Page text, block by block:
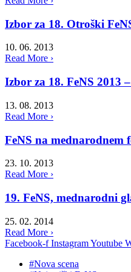
Izbor za 18. Otroški
10. 06. 2013
Read More ›
Izbor za 18. FeNS 2013
13. 08. 2013
Read More ›
FeNS na mednarodnem
23. 10. 2013
Read More ›
19. FeNS, mednarodni
25. 02. 2014
Read More ›
Facebook-f InstagramYoutube
#Nova scena